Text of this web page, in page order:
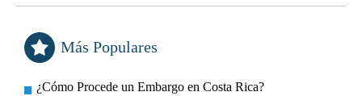
Más Populares
¿Cómo Procede un Embargo en Costa Rica?